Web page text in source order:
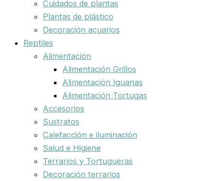
Cuidados de plantas
Plantas de plástico
Decoración acuarios
Reptiles
Alimentación
Alimentación Grillos
Alimentación Iguanas
Alimentación Tortugas
Accesorios
Sustratos
Calefacción e iluminación
Salud e Higiene
Terrarios y Tortugueras
Decoración terrarios